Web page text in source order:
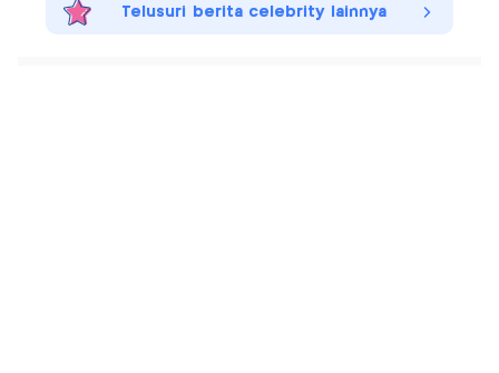
Telusuri berita celebrity lainnya